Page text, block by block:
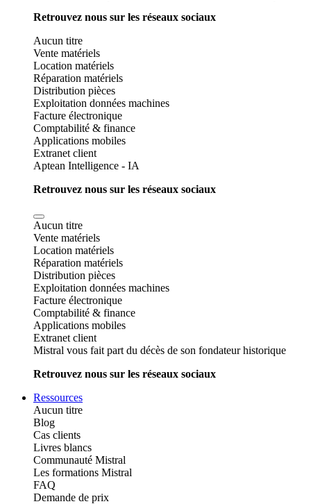
Retrouvez nous sur les réseaux sociaux
Aucun titre
Vente matériels
Location matériels
Réparation matériels
Distribution pièces
Exploitation données machines
Facture électronique
Comptabilité & finance
Applications mobiles
Extranet client
Aptean Intelligence - IA
Retrouvez nous sur les réseaux sociaux
Aucun titre
Vente matériels
Location matériels
Réparation matériels
Distribution pièces
Exploitation données machines
Facture électronique
Comptabilité & finance
Applications mobiles
Extranet client
Mistral vous fait part du décès de son fondateur historique
Retrouvez nous sur les réseaux sociaux
Ressources
Aucun titre
Blog
Cas clients
Livres blancs
Communauté Mistral
Les formations Mistral
FAQ
Demande de prix